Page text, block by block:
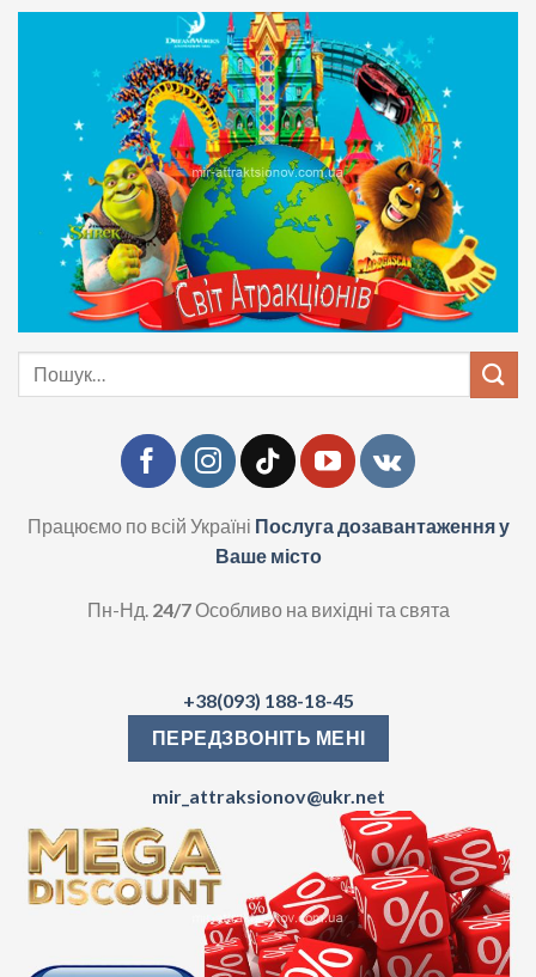
Skip
Шукати:
Працюємо по всій Україні Послуга дозавантаження у
Ваше місто
Пн-Нд. 24/7Особливо на вихідні та свята
+38(093) 188-18-45
ПЕРЕДЗВОНІТЬ МЕНІ
mir_attraksionov@ukr.net